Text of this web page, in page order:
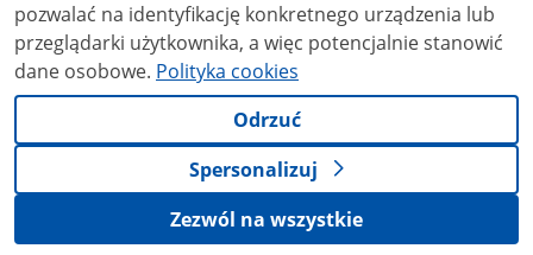
pozwalać na identyfikację konkretnego urządzenia lub
przeglądarki użytkownika, a więc potencjalnie stanowić
dane osobowe. Polityka cookies
Odrzuć
Spersonalizuj
Zezwól na wszystkie